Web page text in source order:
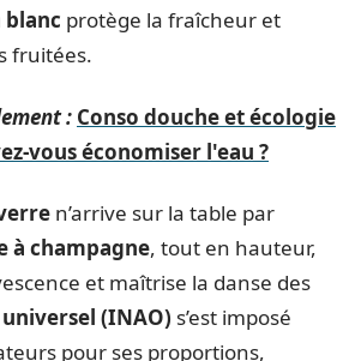
protège la fraîcheur et
fruitées.
: Conso douche et écologie
vous économiser l'eau ?
n’arrive sur la table par
à champagne, tout en hauteur,
et maîtrise la danse des
(INAO) s’est imposé
pour ses proportions,